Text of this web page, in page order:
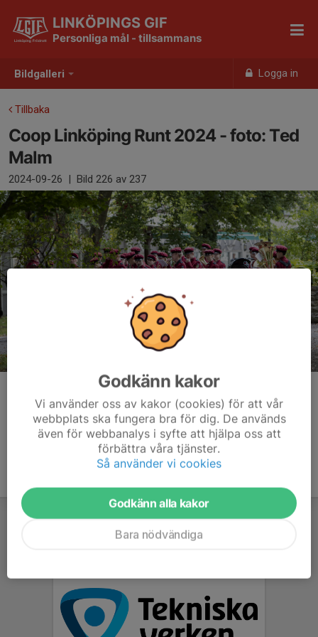
Bildgalleri Logga in
LINKÖPINGS GIF
Personliga mål - tillsammans
Tillbaka
Coop Linköping Runt 2024 - foto: Ted
Malm
2024-09-26 | Bild 226 av 237
Godkänn kakor
Vi använder oss av kakor (cookies) för att vår
webbplats ska fungera bra för dig. De används
även för webbanalys i syfte att hjälpa oss att
förbättra våra tjänster.
Så använder vi cookies
Godkänn alla kakor
Bara nödvändiga